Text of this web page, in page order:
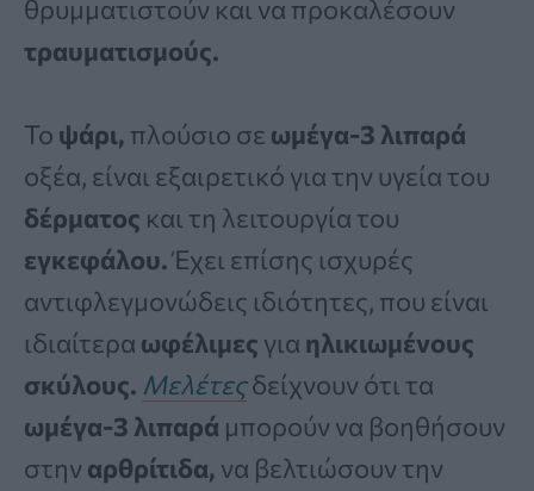
θρυμματιστούν και να προκαλέσουν
τραυματισμούς.
Το ψάρι, πλούσιο σε ωμέγα-3 λιπαρά
οξέα, είναι εξαιρετικό για την υγεία του
δέρματος και τη λειτουργία του
εγκεφάλου.Έχει επίσης ισχυρές
αντιφλεγμονώδεις ιδιότητες, που είναι
ιδιαίτερα ωφέλιμες για ηλικιωμένους
σκύλους. Μελέτεςδείχνουν ότι τα
ωμέγα-3 λιπαρά μπορούν να βοηθήσουν
στην αρθρίτιδα, να βελτιώσουν την